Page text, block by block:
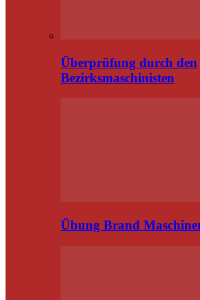
Überprüfung durch den
Bezirksmaschinisten
Übung Brand